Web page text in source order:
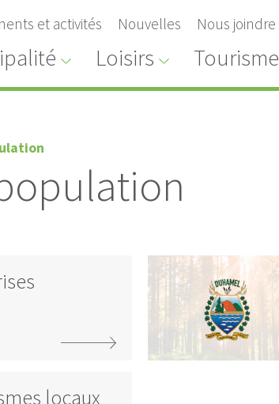
et activités Nouvelles Nous joindre
Loisirs Tourisme